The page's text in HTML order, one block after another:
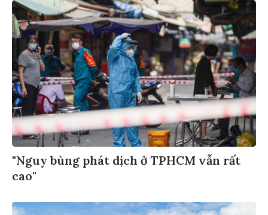
"Nguy bùng phát dịch ở TPHCM vẫn rất
cao"